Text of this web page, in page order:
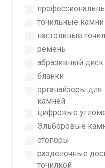
точильные камни
настольные
ремень
абразивный диск
бланки
органайзеры для
камней
цифровые
Эльборовые
стопоры
разделочные
точилкой